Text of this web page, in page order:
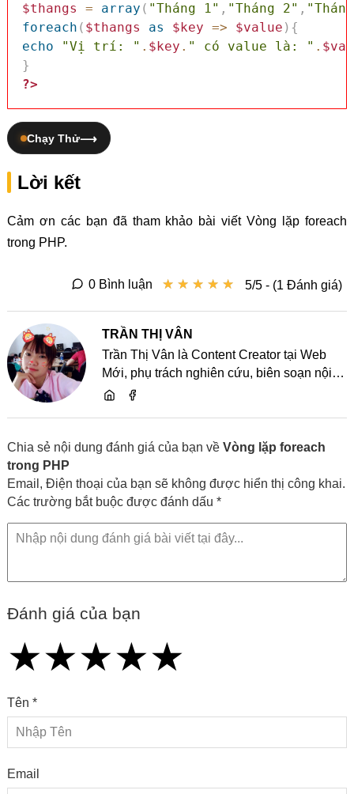
$thangs
= array ( "Tháng 1" , "Tháng 2" ,
foreach ( $thangs as $key => $value ) {
echo
"Vị trí: " . $key . " có value là: " .
}
?>
Chạy Thử
Lời kết
Cảm ơn các bạn đã tham khảo bài viết Vòng lặp foreach
trong PHP.
★ ★ ★ ★ ★
★ ★ ★ ★ ★ 5/5 - (1 Đánh giá)
0 Bình luận
TRẦN THỊ VÂN
Trần Thị Vân là Content Creator tại Web
Mới, phụ trách nghiên cứu, biên soạn nội
dung và chia sẻ kiến thức về website, SEO,
Chia sẻ nội dung đánh giá của bạn về Vòng lặp foreach
trong PHP
Email, Điện thoại của bạn sẽ không được hiển thị công khai.
Các trường bắt buộc được đánh dấu *
Đánh giá của bạn
★
★★
★★★
★★★★
★★★★★
Tên *
Email